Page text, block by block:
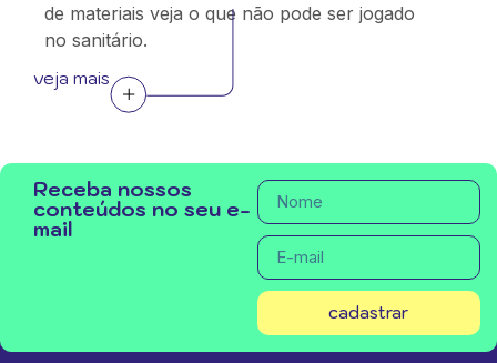
de materiais veja o que não pode ser jogado
no sanitário.
veja mais
Receba nossos
conteúdos no seu e-
mail
cadastrar